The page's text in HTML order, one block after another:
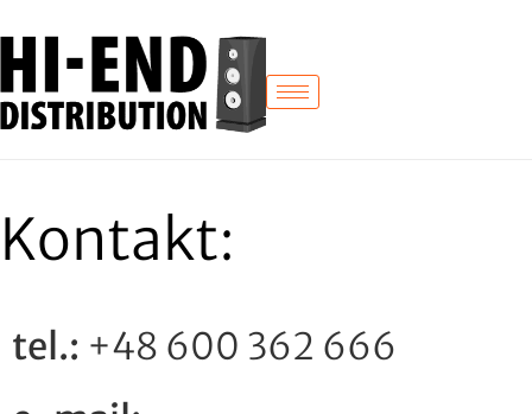
Kontakt:
tel.: +48 600 362 666